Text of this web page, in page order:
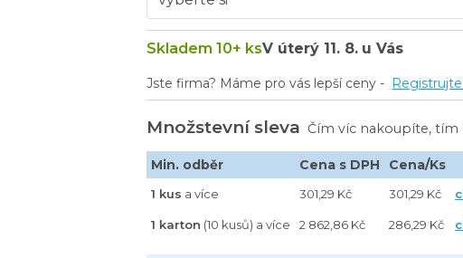
Skladem 10+ ksV úterý 11. 8. u Vás
Jste firma? Máme pro vás lepší ceny -
Množstevní sleva Čím víc nakoupíte,
Min. odběr Cena s DPH Cena/Ks
1 kus a více 301,29 Kč 301,29 Kč
1 karton (10 kusů) a více 2 862,86 Kč 286,29 Kč